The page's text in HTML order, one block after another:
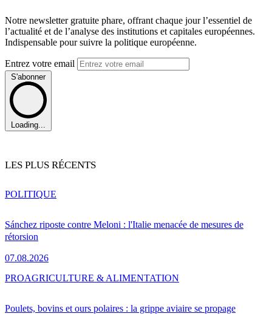
Notre newsletter gratuite phare, offrant chaque jour l’essentiel de
l’actualité et de l’analyse des institutions et capitales européennes.
Indispensable pour suivre la politique européenne.
Entrez votre email
S'abonner
Loading...
LES PLUS RÉCENTS
Sánchez riposte contre Meloni : l'Italie menacée de mesures de
rétorsion
07.08.2026
POLITIQUE
Poulets, bovins et ours polaires : la grippe aviaire se propage
PROAGRICULTURE & ALIMENTATION